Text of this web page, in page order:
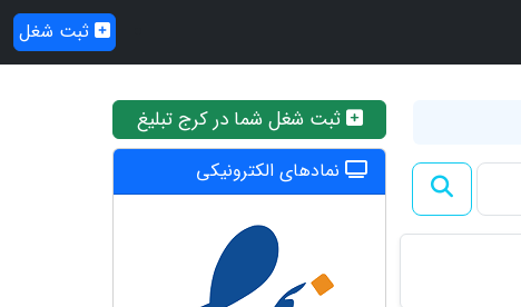
ثبت شغل
ثبت شغل شما در کرج تبلیغ
نمادهای الکترونیکی